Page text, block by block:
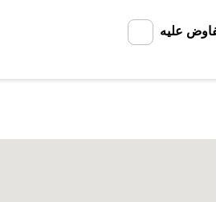
عليه